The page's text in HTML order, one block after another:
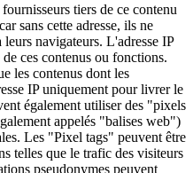
tiers de ce contenu
sans cette adresse, ils ne
navigateurs. L'adresse IP
ces contenus ou fonctions.
les contenus dont les
IP uniquement pour livrer le
également utiliser des "pixels
appelés "balises web")
Les "Pixel tags" peuvent être
telles que le trafic des visiteurs
pseudonymes peuvent